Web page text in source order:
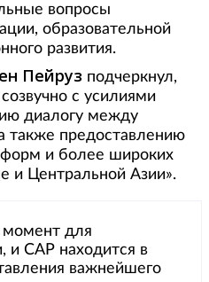
вопросы
образовательной
развития.
Пейруз подчеркнул,
с усилиями
диалогу между
также предоставлению
и более широких
и Центральной Азии».
для
и CAP находится в
важнейшего